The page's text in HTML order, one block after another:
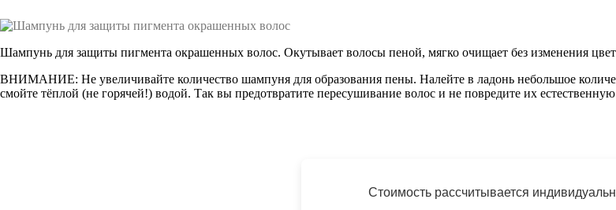
Шампунь для защиты пигмента окрашенных волос. Окутывает волосы пеной, мягко очищает без изменения
ВНИМАНИЕ: Не увеличивайте количество шампуня для образования пены. Налейте в ладонь небольшое
смойте тёплой (не горячей!) водой. Так вы предотвратите пересушивание волос и не повредите их
Стоимость рассчитывается